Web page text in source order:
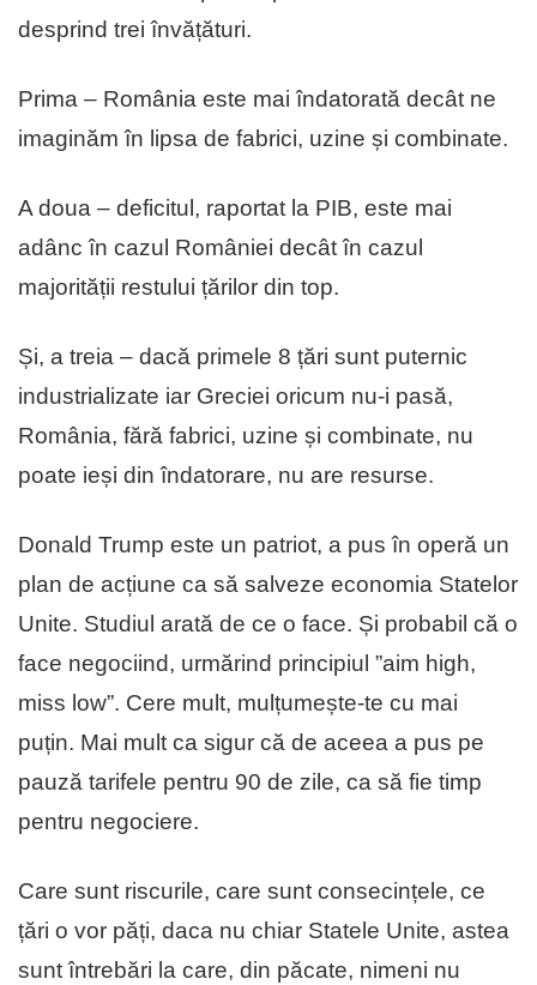
desprind trei învățături.
Prima – România este mai îndatorată decât ne
imaginăm în lipsa de fabrici, uzine și combinate.
A doua – deficitul, raportat la PIB, este mai
adânc în cazul României decât în cazul
majorității restului țărilor din top.
Și, a treia – dacă primele 8 țări sunt puternic
industrializate iar Greciei oricum nu-i pasă,
România, fără fabrici, uzine și combinate, nu
poate ieși din îndatorare, nu are resurse.
Donald Trump este un patriot, a pus în operă un
plan de acțiune ca să salveze economia Statelor
Unite. Studiul arată de ce o face. Și probabil că o
face negociind, urmărind principiul ”aim high,
miss low”. Cere mult, mulțumește-te cu mai
puțin. Mai mult ca sigur că de aceea a pus pe
pauză tarifele pentru 90 de zile, ca să fie timp
pentru negociere.
Care sunt riscurile, care sunt consecințele, ce
țări o vor păți, daca nu chiar Statele Unite, astea
sunt întrebări la care, din păcate, nimeni nu